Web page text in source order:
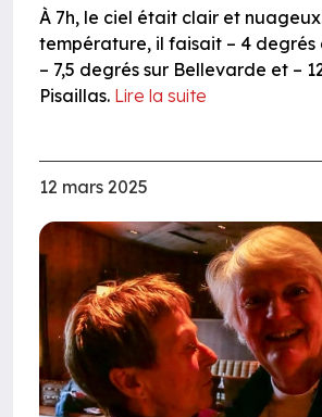
À 7h, le ciel était clair et
température, il faisait – 4 degrés
– 7,5 degrés sur Bellevarde et –
Pisaillas. Lire la suite
12 mars 2025